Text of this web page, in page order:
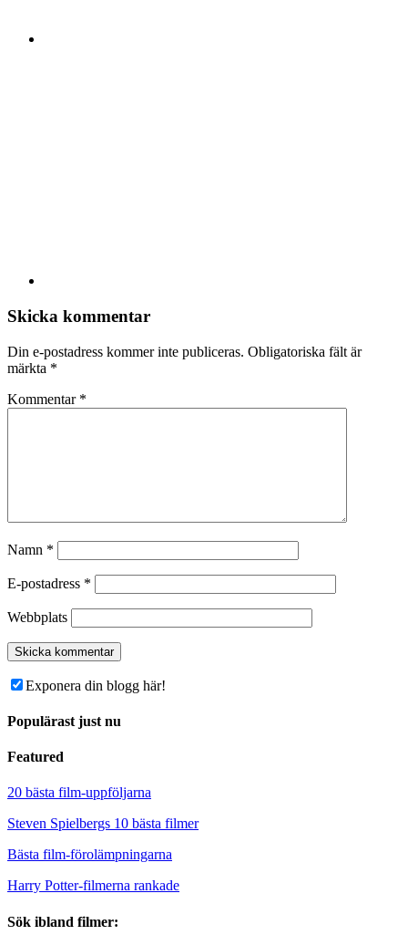
Skicka kommentar
Din e-postadress kommer inte publiceras. Obligatoriska fält är
märkta *
Kommentar *
Namn *
E-postadress *
Webbplats
Exponera din blogg här!
Populärast just nu
Featured
20 bästa film-uppföljarna
Steven Spielbergs 10 bästa filmer
Bästa film-förolämpningarna
Harry Potter-filmerna rankade
Sök ibland filmer: